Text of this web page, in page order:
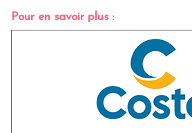
Pour en savoir plus :